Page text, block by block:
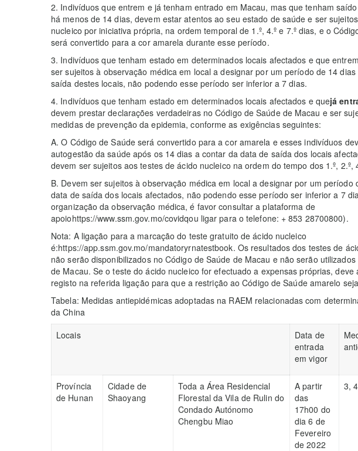
2. Indivíduos que entrem e já tenham entrado em Macau, mas que tenham
há menos de 14 dias, devem estar atentos ao seu estado de saúde e ser
nucleico por iniciativa própria, na ordem temporal de 1.º, 4.º e 7.º dias, e o
será convertido para a cor amarela durante esse período.
3. Indivíduos que tenham estado em determinados locais afectados e que
ser sujeitos à observação médica em local a designar por um período de 14
saída destes locais, não podendo esse período ser inferior a 7 dias.
4. Indivíduos que tenham estado em determinados locais afectados e quejá
devem prestar declarações verdadeiras no Código de Saúde de Macau e ser
medidas de prevenção da epidemia, conforme as exigências seguintes:
A. O Código de Saúde será convertido para a cor amarela e esses indivíduos
autogestão da saúde após os 14 dias a contar da data de saída dos locais
devem ser sujeitos aos testes de ácido nucleico na ordem do tempo dos 1.º, 2.º,
B. Devem ser sujeitos à observação médica em local a designar por um período
data de saída dos locais afectados, não podendo esse período ser inferior a 7
organização da observação médica, é favor consultar a plataforma de
apoiohttps://www.ssm.gov.mo/covidqou ligar para o telefone: + 853 28700800).
Nota: A ligação para a marcação do teste gratuito de ácido nucleico
é:https://app.ssm.gov.mo/mandatoryrnatestbook. Os resultados dos testes de
não serão disponibilizados no Código de Saúde de Macau e não serão
de Macau. Se o teste do ácido nucleico for efectuado a expensas próprias, deve
registo na referida ligação para que a restrição ao Código de Saúde amarelo
Tabela: Medidas antiepidémicas adoptadas na RAEM relacionadas com
da China
Locais
Data de
entrada
em vigor
Província
de Hunan
Cidade de
Shaoyang
Toda a Área Residencial
Florestal da Vila de Rulin do
Condado Autónomo
Chengbu Miao
A partir
das
17h00 do
dia 6 de
Fevereiro
de 2022
3,